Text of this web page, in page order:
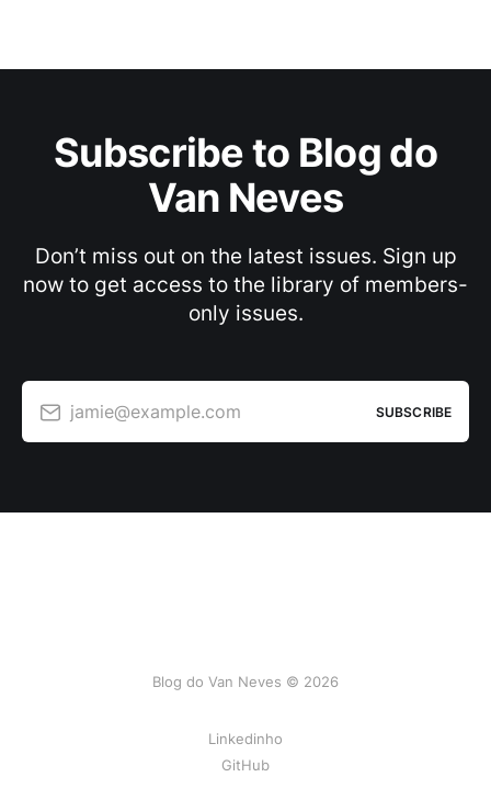
Subscribe to Blog do
Van Neves
Don’t miss out on the latest issues. Sign up
now to get access to the library of members-
only issues.
jamie@example.com SUBSCRIBE
Blog do Van Neves © 2026
Linkedinho
GitHub